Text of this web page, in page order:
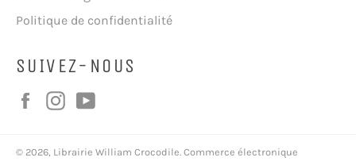
Politique de confidentialité
SUIVEZ-NOUS
FacebookInstagram
© 2026, Librairie William Crocodile. Commerce électronique